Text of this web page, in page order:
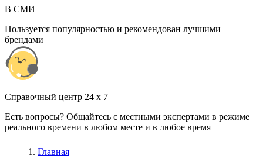
В СМИ
Пользуется популярностью и рекомендован лучшими
брендами
Cправочный центр 24 x 7
Есть вопросы? Общайтесь с местными экспертами в режиме
реального времени в любом месте и в любое время
Главная